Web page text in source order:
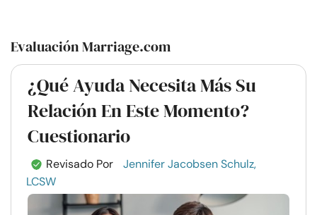
Evaluación Marriage.com
¿Qué Ayuda Necesita Más Su
Relación En Este Momento?
Cuestionario
Revisado Por
Jennifer Jacobsen Schulz,
LCSW